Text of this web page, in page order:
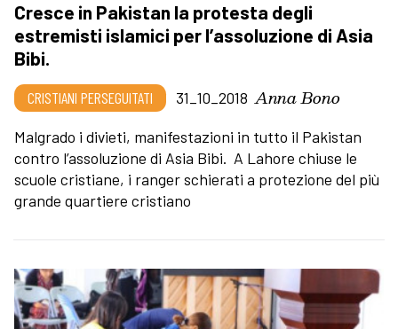
Cresce in Pakistan la protesta degli
estremisti islamici per l’assoluzione di Asia
Bibi.
CRISTIANI PERSEGUITATI 31_10_2018 Anna Bono
Malgrado i divieti, manifestazioni in tutto il Pakistan
contro l’assoluzione di Asia Bibi. A Lahore chiuse le
scuole cristiane, i ranger schierati a protezione del più
grande quartiere cristiano